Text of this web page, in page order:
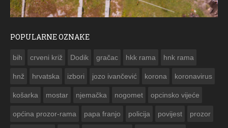
POPULARNE OZNAKE
bih crveni križ Dodik gračac hkk rama hnk rama
hnž hrvatska izbori jozo ivančević korona koronavirus
košarka mostar njemačka nogomet opcinsko vijeće
općina prozor-rama papa franjo policija povijest prozor